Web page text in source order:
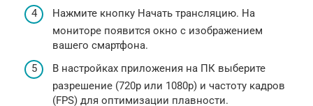
Нажмите кнопку Начать трансляцию. На
мониторе появится окно с изображением
вашего смартфона.
В настройках приложения на ПК выберите
разрешение (720p или 1080p) и частоту кадров
(FPS) для оптимизации плавности.